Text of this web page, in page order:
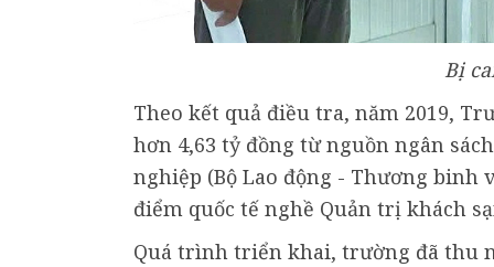
Bị
Theo kết quả điều tra, năm 2019,
hơn 4,63 tỷ đồng từ nguồn ngân
nghiệp (Bộ Lao động - Thương
điểm quốc tế nghề Quản trị khách
Quá trình triển khai, trường đã thu